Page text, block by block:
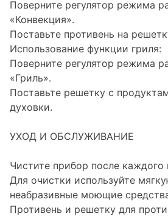
Поверните регулятор режима
«Конвекция».
Поставьте противень на
Использование функции гриля:
Поверните регулятор режима
«Гриль».
Поставьте решетку с
духовки.
УХОД И ОБСЛУЖИВАНИЕ
Чистите прибор после каждого
Для очистки используйте
неабразивные моющие
Противень и решетку для